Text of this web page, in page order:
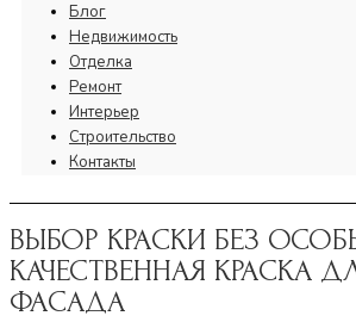
Блог
Недвижимость
Отделка
Ремонт
Интерьер
Строительство
Контакты
ВЫБОР КРАСКИ БЕЗ
КАЧЕСТВЕННАЯ КРАСКА
ФАСАДА